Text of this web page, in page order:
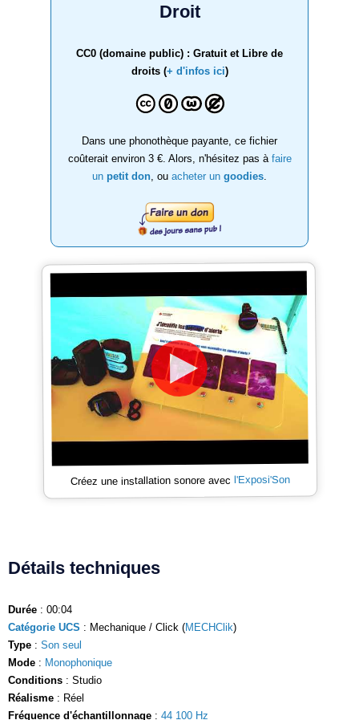
Droit
CC0 (domaine public) : Gratuit et Libre de
droits (+ d'infos ici)
Dans une phonothèque payante, ce fichier
coûterait environ 3 €. Alors, n'hésitez pas à faire
un petit don , ou acheter un goodies
Créez une installation sonore avecl'Exposi'Son
Détails techniques
Durée : 00:04
Catégorie UCS : Mechanique / Click (MECHClik)
Type : Son seul
Mode : Monophonique
Conditions : Studio
Réalisme : Réel
Fréquence d'échantillonnage : 44 100 Hz